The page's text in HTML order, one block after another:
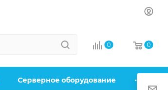
0 0
Серверное оборудование